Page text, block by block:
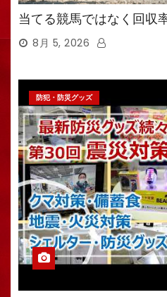
当てる競馬ではなく回収
8月 5, 2026
防犯・防災グッズ